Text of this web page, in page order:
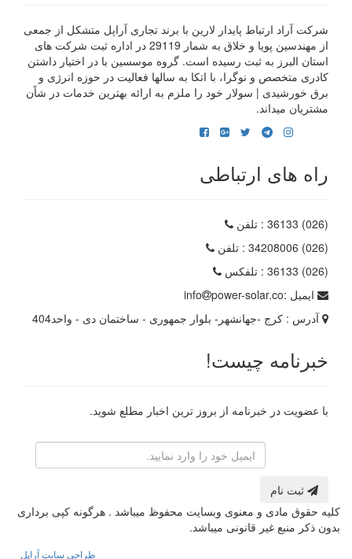
شرکت آراد ارتباط پایدار لارین با برند تجاری آراپل متشکل از جمعی
از مهندسین پویا و خلاق به شمار 29119 در اداره ثبت شرکت های
استان البرز به ثبت رسیده است. گروه موسسین با در اختیار داشتن
کادری متخصص و نوگرا، با اتکا به سالها فعالیت در حوزه انرژی و
برق خورشیدی | سولار خود را ملزم به ارائه بهترین خدمات در شاًن
مشتریان میداند.
راه های ارتباطی
(026) 36133
: تلفن
(026) 34208006
: تلفن
(026) 36133
: تلفکس
ایمیل :
info
power-solar.co
آدرس : کرج -جهانشهر- بلوار جمهوری - ساختمان دی - واحد404
خبرنامه چیست!
با عضویت در خبرنامه از بروز ترین اخبار مطلع شوید.
ثبت نام
کلیه حقوق مادی و معنوی وبسایت محفوظ میباشد . هرگونه کپی برداری
بدون ذکر منبع غیر قانونی میباشد.
طراحی سایت آراپل